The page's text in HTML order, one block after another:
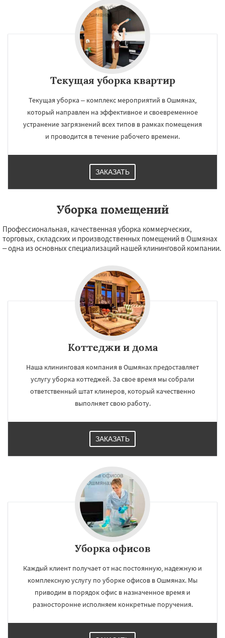
Текущая уборка квартир
Текущая уборка – комплекс мероприятий в Ошмянах,
который направлен на эффективное и своевременное
устранение загрязнений всех типов в рамках помещения
и проводится в течение рабочего времени.
ЗАКАЗАТЬ
Уборка помещений
Профессиональная, качественная уборка коммерческих,
торговых, складских и производственных помещений в Ошмянах
– одна из основных специализаций нашей клининговой компании.
Коттеджи и дома
Наша клининговая компания в Ошмянах предоставляет
услугу уборка коттеджей. За свое время мы собрали
ответственный штат клинеров, который качественно
выполняет свою работу.
ЗАКАЗАТЬ
Уборка офисов
Каждый клиент получает от нас постоянную, надежную и
комплексную услугу по уборке офисов в Ошмянах. Мы
приводим в порядок офис в назначенное время и
разносторонне исполняем конкретные поручения.